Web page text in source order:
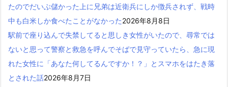
たのでだいぶ儲かった上に兄弟は近衛兵にしか徴兵されず、戦時
中も白米しか食べたことがなかった2026年8月8日
駅前で座り込んで失禁してると思しき女性がいたので、尋常では
ないと思って警察と救急を呼んでそばで見守っていたら、急に現
れた女性に「あなた何してるんですか！？」とスマホをはたき落
とされた話2026年8月7日